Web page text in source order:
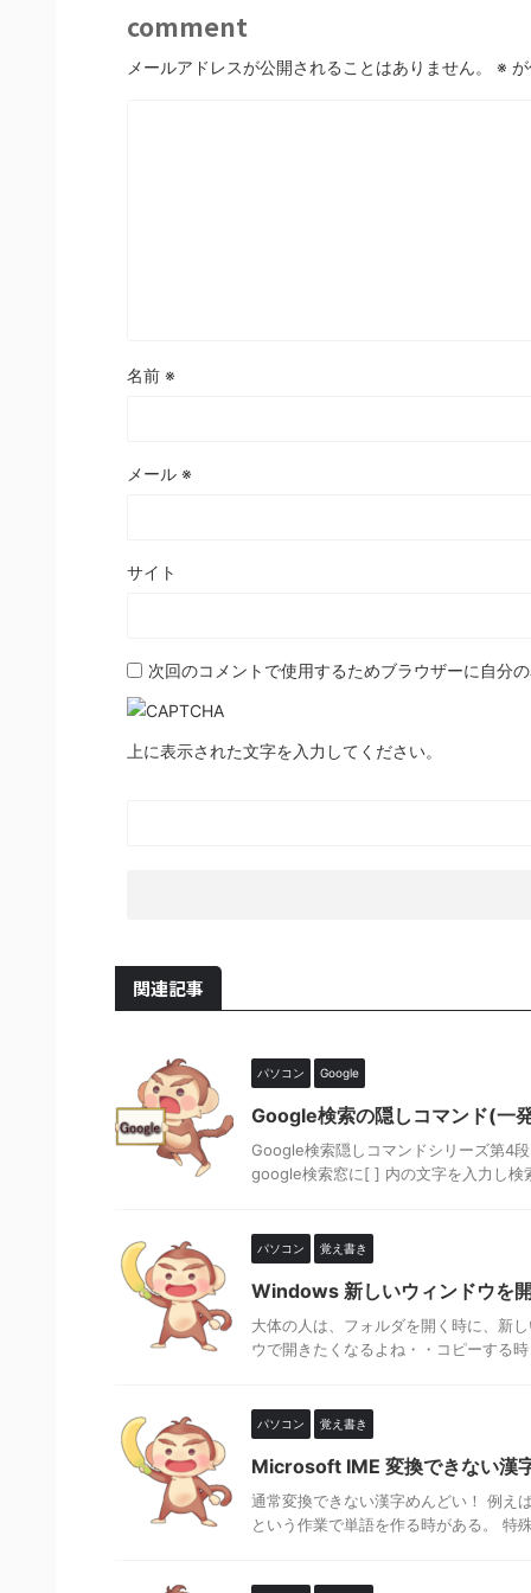
comment
メールアドレスが公開されることはありません。 ※
名前 ※
メール ※
サイト
次回のコメントで使用するためブラウザーに自分
上に表示された文字を入力してください。
関連記事
パソコン Google
Google検索の隠しコマンド(一
Google検索隠しコマンドシリーズ第4
google検索窓に[ ] 内の文字を入力し
パソコン 覚え書き
Windows 新しいウィンドウを
大体の人は、フォルダを開く時に、新
ウで開きたくなるよね・・コピーする
パソコン 覚え書き
Microsoft IME 変換できない漢
通常変換できない漢字めんどい！ 例
という作業で単語を作る時がある。 特